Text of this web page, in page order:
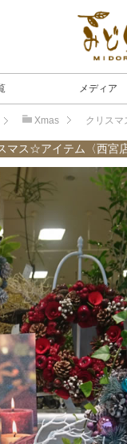
メディア
Xmas クリスマ
マス☆アイテム〈西宮店